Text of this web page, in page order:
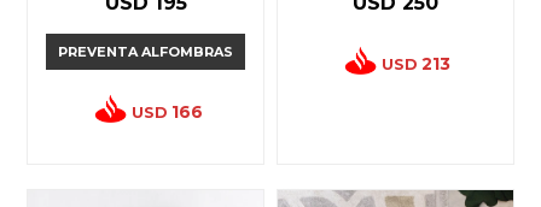
PREVENTA ALFOMBRAS
USD 166
USD 213